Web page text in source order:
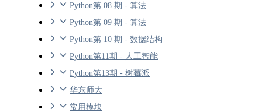
Python第 08 期 - 算法
Python第 09 期 - 算法
Python第 10 期 - 数据结构
Python第11期 - 人工智能
Python第13期 - 树莓派
华东师大
常用模块